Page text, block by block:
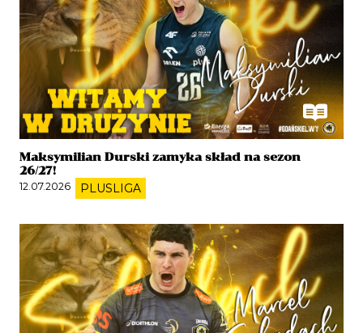
Maksymilian Durski zamyka skład na sezon
26/27!
12.07.2026 PLUSLIGA